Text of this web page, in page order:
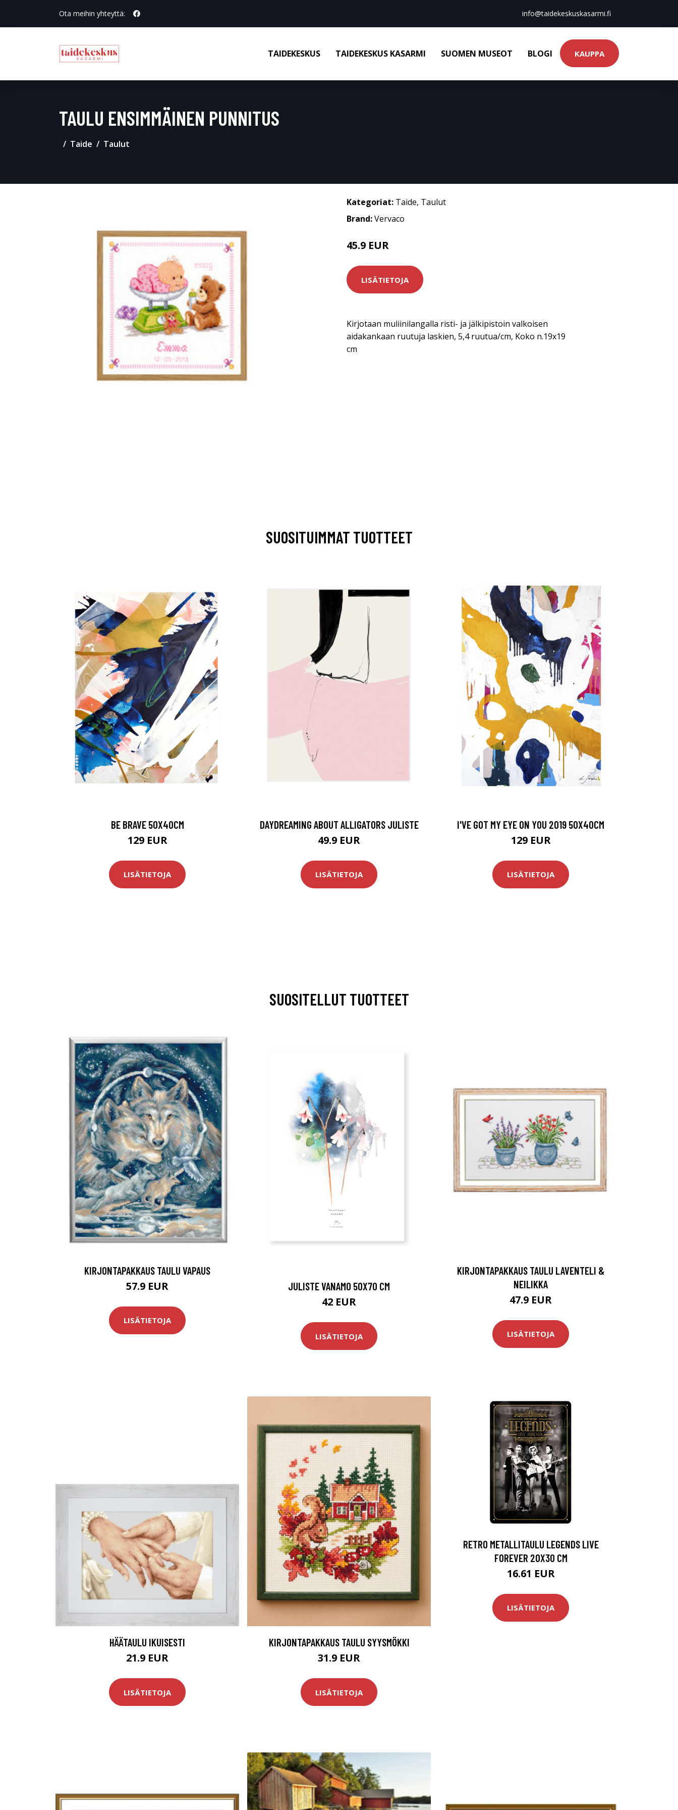
Ota meihin yhteyttä: info@taidekeskuskasarmi.fi
TAIDEKESKUS TAIDEKESKUS KASARMI SUOMEN MUSEOT BLOGI KAUPPA
TAULU ENSIMMÄINEN PUNNITUS
Taide Taulut
Kategoriat: Taide, Taulut
Brand:Vervaco
45.9 EUR
LISÄTIETOJA
Kirjotaan muliinilangalla risti- ja jälkipistoin valkoisen
aidakankaan ruutuja laskien, 5,4 ruutua/cm, Koko n.19x19
cm
SUOSITUIMMAT TUOTTEET
BE BRAVE 50X40CM
129 EUR
LISÄTIETOJA
DAYDREAMING ABOUT ALLIGATORS JULISTE
49.9 EUR
LISÄTIETOJA
I'VE GOT MY EYE ON YOU 2019 50X40CM
129 EUR
LISÄTIETOJA
SUOSITELLUT TUOTTEET
KIRJONTAPAKKAUS TAULU VAPAUS
57.9 EUR
LISÄTIETOJA
JULISTE VANAMO 50X70 CM
42 EUR
LISÄTIETOJA
KIRJONTAPAKKAUS TAULU LAVENTELI &
NEILIKKA
47.9 EUR
LISÄTIETOJA
HÄÄTAULU IKUISESTI
21.9 EUR
LISÄTIETOJA
KIRJONTAPAKKAUS TAULU SYYSMÖKKI
31.9 EUR
LISÄTIETOJA
RETRO METALLITAULU LEGENDS LIVE
FOREVER 20X30 CM
16.61 EUR
LISÄTIETOJA